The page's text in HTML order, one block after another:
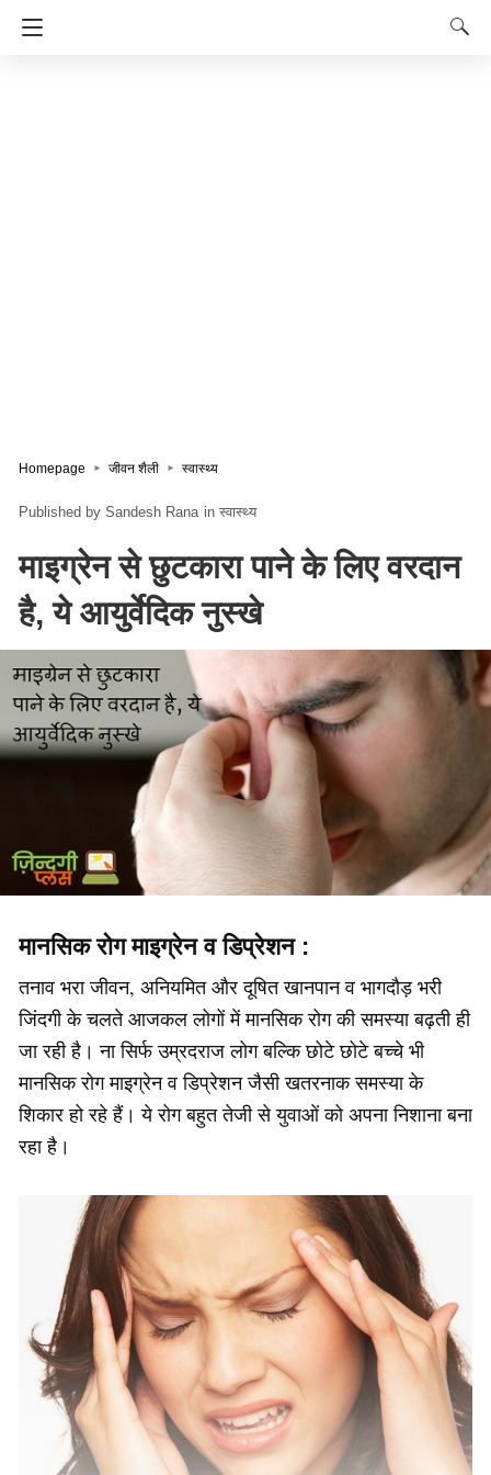
Homepage जीवन शैली स्वास्थ्य
Sandesh Rana in स्वास्थ्य
माइग्रेन से छुटकारा पाने के लिए वरदान
है, ये आयुर्वेदिक नुस्खे
मानसिक रोग माइग्रेन व डिप्रेशन :
तनाव भरा जीवन, अनियमित और दूषित खानपान व भागदौड़ भरी
जिंदगी के चलते आजकल लोगों में मानसिक रोग की समस्या बढ़ती ही
जा रही है। ना सिर्फ उम्रदराज लोग बल्कि छोटे छोटे बच्चे भी
मानसिक रोग माइग्रेन व डिप्रेशन जैसी खतरनाक समस्या के
शिकार हो रहे हैं। ये रोग बहुत तेजी से युवाओं को अपना निशाना बना
रहा है।